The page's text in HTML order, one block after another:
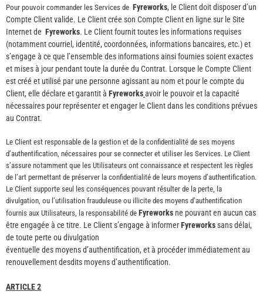
Pour pouvoir commander les Services de Fyreworks, le Client doit disposer d’un
Compte Client valide. Le Client crée son Compte Client en ligne sur le Site
Internet de Fyreworks. Le Client fournit toutes les informations requises
(notamment courriel, identité, coordonnées, informations bancaires, etc.) et
s’engage à ce que l’ensemble des informations ainsi fournies soient exactes
et mises à jour pendant toute la durée du Contrat. Lorsque le Compte Client
est créé et utilisé par une personne agissant au nom et pour le compte du
Client, elle déclare et garantit à Fyreworksavoir le pouvoir et la capacité
nécessaires pour représenter et engager le Client dans les conditions prévues
au Contrat.
Le Client est responsable de la gestion et de la confidentialité de ses moyens
d’authentification, nécessaires pour se connecter et utiliser les Services. Le Client
s’assure notamment que les Utilisateurs ont connaissance et respectent les règles
de l’art permettant de préserver la confidentialité de leurs moyens d’authentification.
Le Client supporte seul les conséquences pouvant résulter de la perte, la
divulgation, ou l’utilisation frauduleuse ou illicite des moyens d’authentification
fournis aux Utilisateurs, la responsabilité de Fyreworks ne pouvant en aucun cas
être engagée à ce titre. Le Client s’engage à informerFyreworkssans délai,
de toute perte ou divulgation
éventuelle des moyens d’authentification, et à procéder immédiatement au
renouvellement desdits moyens d’authentification.
ARTICLE 2